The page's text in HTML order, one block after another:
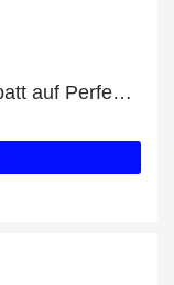
Bestes Angebot: Bis zu 30% Rabatt auf Perfect Addiction